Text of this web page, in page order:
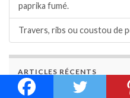
paprika fumé.
Travers, ribs ou coustou de
ARTICLES RÉCENTS